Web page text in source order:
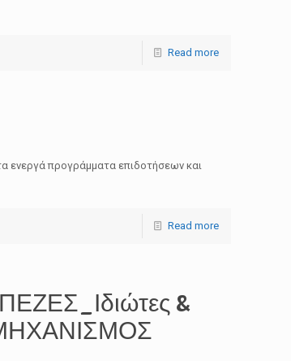
Read more
ενεργά προγράμματα επιδοτήσεων και
Read more
&
ΜΗΧΑΝΙΣΜΟΣ